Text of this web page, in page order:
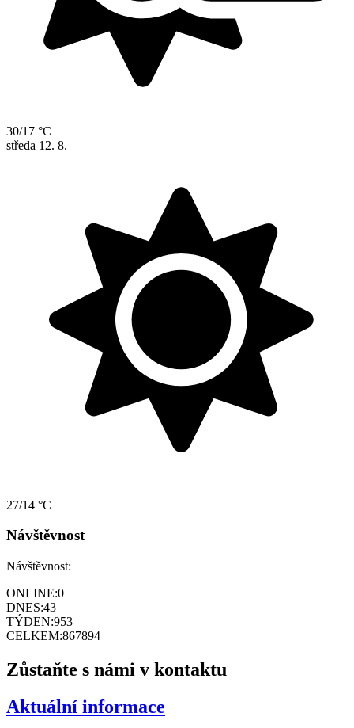
30/17 °C
středa 12. 8.
27/14 °C
Návštěvnost
Návštěvnost:
ONLINE:0
DNES:43
TÝDEN:953
CELKEM:867894
Zůstaňte s námi v kontaktu
Aktuální informace